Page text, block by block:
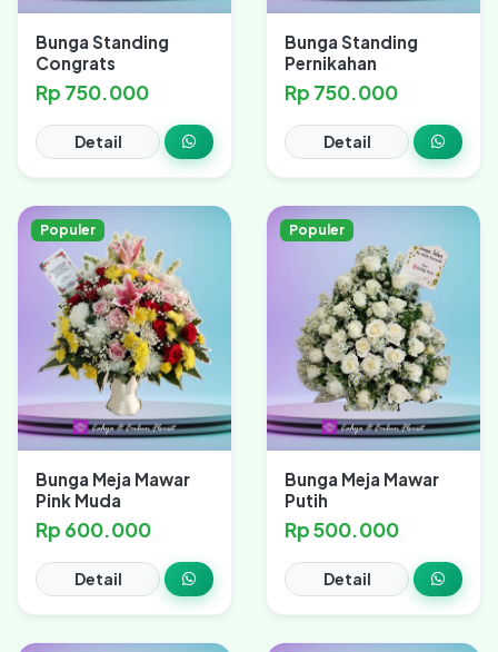
Bunga Standing
Congrats
Rp 750.000
Detail
Bunga Standing
Pernikahan
Rp 750.000
Detail
Populer
Bunga Meja Mawar
Pink Muda
Rp 600.000
Detail
Populer
Bunga Meja Mawar
Putih
Rp 500.000
Detail